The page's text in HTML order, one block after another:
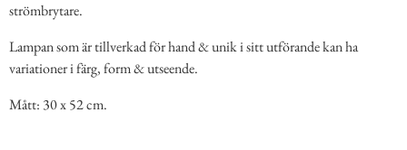
strömbrytare.
Lampan som är tillverkad för hand & unik i sitt utförande kan ha
variationer i färg, form & utseende.
Mått: 30 x 52 cm.